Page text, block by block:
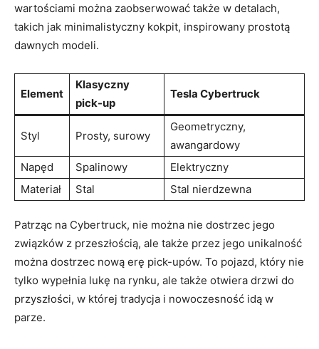
wartościami można zaobserwować także​ w detalach,
takich jak minimalistyczny kokpit, inspirowany ‌prostotą
dawnych modeli.
Element
Klasyczny
pick-up
Tesla ​Cybertruck
Styl Prosty, ‌surowy
Geometryczny,
awangardowy
Napęd
Spalinowy
Elektryczny
Materiał
Stal Stal nierdzewna
Patrząc⁣ na Cybertruck,⁣ nie‌ można nie dostrzec jego
związków z przeszłością, ale także ⁤przez jego ⁤unikalność
⁣można dostrzec nową erę pick-upów.​ To ⁤pojazd, który nie
tylko wypełnia lukę na rynku, ale także otwiera drzwi do
przyszłości, w której tradycja i nowoczesność ⁣idą w
parze.